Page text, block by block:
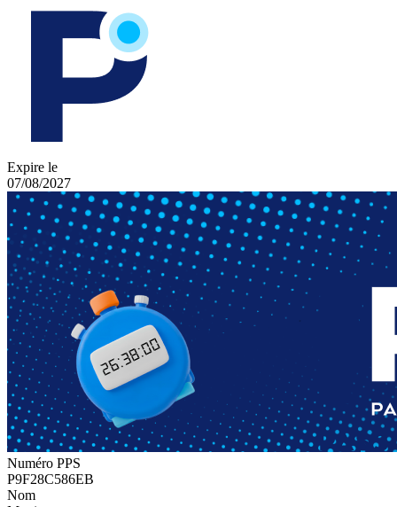
Expire le
07/08/2027
Numéro PPS
P9F28C586EB
Nom